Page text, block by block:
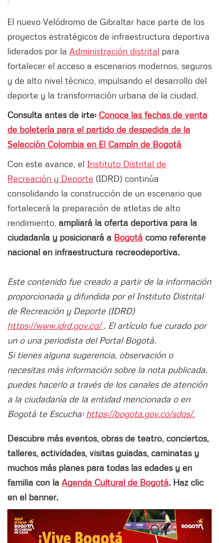
El nuevo Velódromo de Gibraltar hace parte de los
proyectos estratégicos de infraestructura deportiva
liderados por la Administración distrital para
fortalecer el acceso a escenarios modernos, seguros
y de alto nivel técnico, impulsando el desarrollo del
deporte y la transformación urbana de la ciudad.
Consulta antes de irte: Conoce las fechas de venta
de boletería para el partido de despedida de la
Selección Colombia en El Campín de Bogotá
Con este avance, el Instituto Distrital de
Recreación y Deporte (IDRD) continúa
consolidando la construcción de un escenario que
fortalecerá la preparación de atletas de alto
rendimiento, ampliará la oferta deportiva para la
ciudadanía y posicionará a Bogotá como referente
nacional en infraestructura recreodeportiva.
Este contenido fue creado a partir de la información
proporcionada y difundida por el Instituto Distrital
de Recreación y Deporte (IDRD)
https://www.idrd.gov.co/. El artículo fue curado por
un o una periodista del Portal Bogotá.
Si tienes alguna sugerencia, observación o
necesitas más información sobre la nota publicada,
puedes hacerlo a través de los canales de atención
a la ciudadanía de la entidad mencionada o en
Bogotá te Escucha: https://bogota.gov.co/sdqs/.
Descubre más eventos, obras de teatro, conciertos,
talleres, actividades, visitas guiadas, caminatas y
muchos más planes para todas las edades y en
familia con la Agenda Cultural de Bogotá. Haz clic
en el banner.